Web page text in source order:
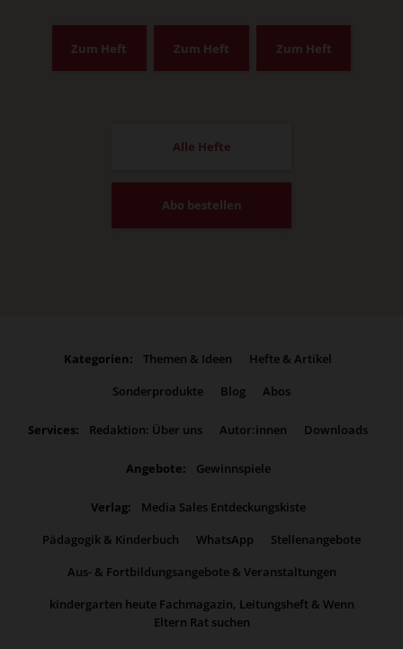
Zum Heft Zum Heft Zum Heft
Alle Hefte
Abo bestellen
Kategorien: Themen & Ideen
Hefte & Artikel
Sonderprodukte
Blog Abos
Services: Redaktion: Über uns Autor:innen Downloads
Angebote: Gewinnspiele
Verlag:
Media Sales Entdeckungskiste
Pädagogik & Kinderbuch
WhatsApp
Stellenangebote
Aus- & Fortbildungsangebote & Veranstaltungen
kindergarten heute Fachmagazin, Leitungsheft & Wenn
Eltern Rat suchen